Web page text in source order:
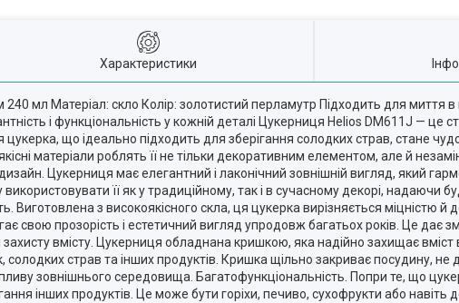
Характеристики
мл Матеріал: скло Колір: золотистий перламутр Підходить для миття
і функціональність у кожній деталі Цукерниця Helios DM611J — це
цукерка, що ідеально підходить для зберігання солодких страв, стане
матеріали роблять її не тільки декоративним елементом, але й
Цукерниця має елегантний і лаконічний зовнішній вигляд, який
використовувати її як у традиційному, так і в сучасному декорі, надаючи
Виготовлена з високоякісного скла, ця цукерка вирізняється міцністю й
свою прозорість і естетичний вигляд упродовж багатьох років. Це дає
вмісту. Цукерниця обладнана кришкою, яка надійно захищає вміст
солодких страв та інших продуктів. Кришка щільно закриває посудину, не
зовнішнього середовища. Багатофункціональність. Попри те, що
інших продуктів. Це може бути горіхи, печиво, сухофрукти або навіть